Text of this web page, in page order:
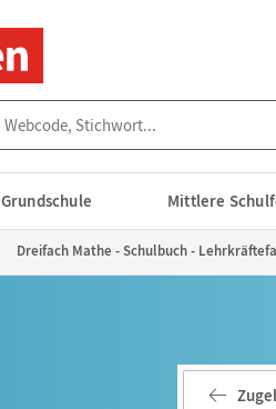
Grundschule Mittlere
Dreifach Mathe - Schulbuch -